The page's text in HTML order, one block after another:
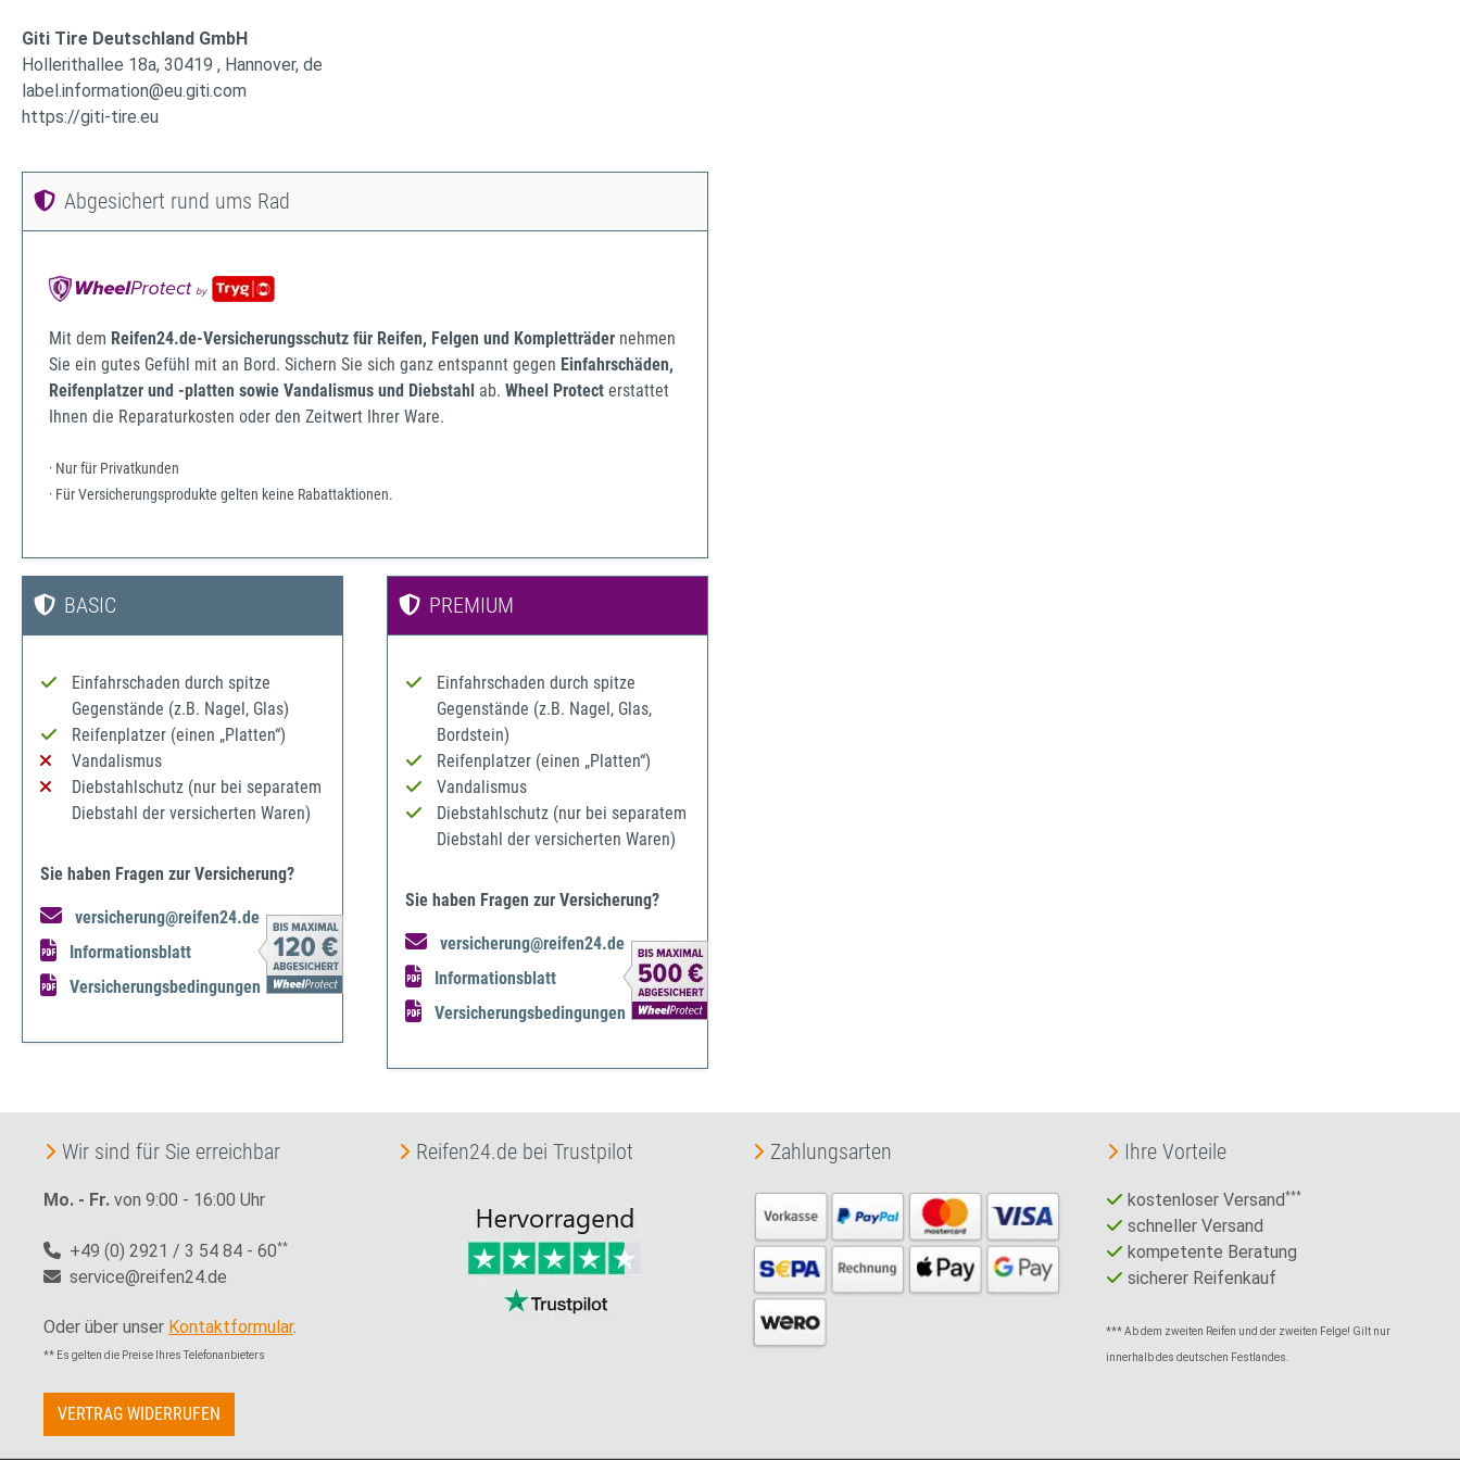
Giti Tire Deutschland GmbH
Hollerithallee 18a, 30419 , Hannover, de
label.information@eu.giti.com
https://giti-tire.eu
Abgesichert rund ums Rad
Mit dem Reifen24.de-Versicherungsschutz für Reifen, Felgen und Kompletträder nehmen
Sie ein gutes Gefühl mit an Bord. Sichern Sie sich ganz entspannt gegen Einfahrschäden,
Reifenplatzer und -platten sowie Vandalismus und Diebstahl ab. Wheel Protect erstattet
Ihnen die Reparaturkosten oder den Zeitwert Ihrer Ware.
· Nur für Privatkunden
· Für Versicherungsprodukte gelten keine Rabattaktionen.
BASIC
Einfahrschaden durch spitze
Gegenstände (z.B. Nagel, Glas)
Reifenplatzer (einen „Platten“)
Vandalismus
Diebstahlschutz (nur bei separatem
Diebstahl der versicherten Waren)
Sie haben Fragen zur Versicherung?
versicherung@reifen24.de
Informationsblatt
Versicherungsbedingungen
PREMIUM
Einfahrschaden durch spitze
Gegenstände (z.B. Nagel, Glas,
Bordstein)
Reifenplatzer (einen „Platten“)
Vandalismus
Diebstahlschutz (nur bei separatem
Diebstahl der versicherten Waren)
Sie haben Fragen zur Versicherung?
versicherung@reifen24.de
Informationsblatt
Versicherungsbedingungen
Wir sind für Sie erreichbar
Mo. - Fr. von 9:00 - 16:00 Uhr
+49 (0) 2921 / 3 54 84 - 60**
service@reifen24.de
Oder über unser Kontaktformular.
** Es gelten die Preise Ihres Telefonanbieters
VERTRAG WIDERRUFEN
Reifen24.de bei Trustpilot Zahlungsarten Ihre Vorteile
kostenloser Versand***
schneller Versand
kompetente Beratung
sicherer Reifenkauf
*** Ab dem zweiten Reifen und der zweiten Felge! Gilt nur
innerhalb des deutschen Festlandes.